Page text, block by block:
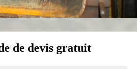
de devis gratuit